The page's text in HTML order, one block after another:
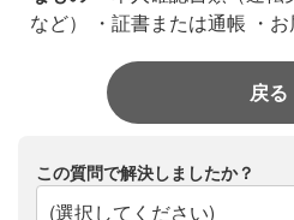
など）
・証書または通帳 ・
戻る
この質問で解決しましたか？
(選択してください)